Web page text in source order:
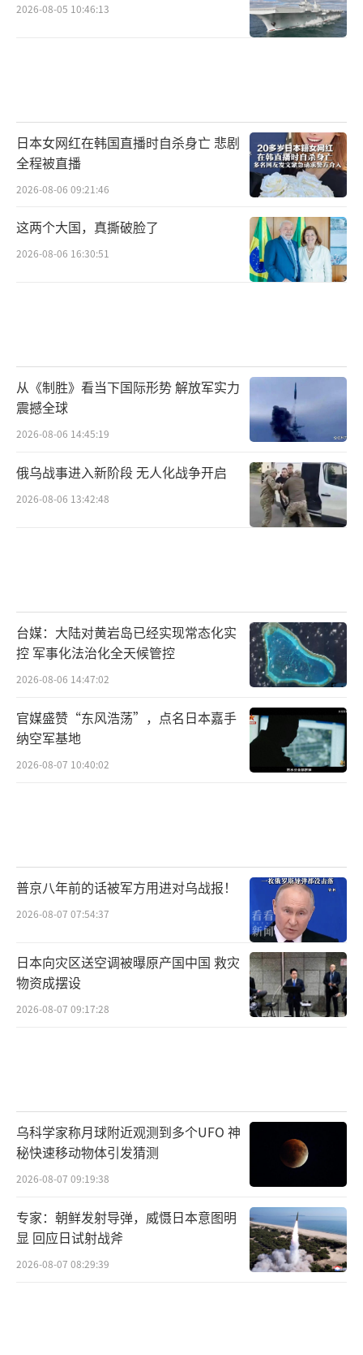
2026-08-05 10:46:13
日本女网红在韩国直播时自杀身亡 悲剧
全程被直播
2026-08-06 09:21:46
这两个大国，真撕破脸了
2026-08-06 16:30:51
从《制胜》看当下国际形势 解放军实力
震撼全球
2026-08-06 14:45:19
俄乌战事进入新阶段 无人化战争开启
2026-08-06 13:42:48
台媒：大陆对黄岩岛已经实现常态化实
控 军事化法治化全天候管控
2026-08-06 14:47:02
官媒盛赞“东风浩荡”，点名日本嘉手
纳空军基地
2026-08-07 10:40:02
普京八年前的话被军方用进对乌战报！
2026-08-07 07:54:37
日本向灾区送空调被曝原产国中国 救灾
物资成摆设
2026-08-07 09:17:28
乌科学家称月球附近观测到多个UFO 神
秘快速移动物体引发猜测
2026-08-07 09:19:38
专家：朝鲜发射导弹，威慑日本意图明
显 回应日试射战斧
2026-08-07 08:29:39